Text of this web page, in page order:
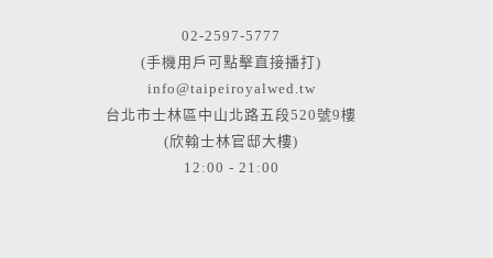
02-2597-5777
(手機用戶可點擊直接播打)
info@taipeiroyalwed.tw
台北市士林區中山北路五段520號9樓
(欣翰士林官邸大樓)
12:00 - 21:00